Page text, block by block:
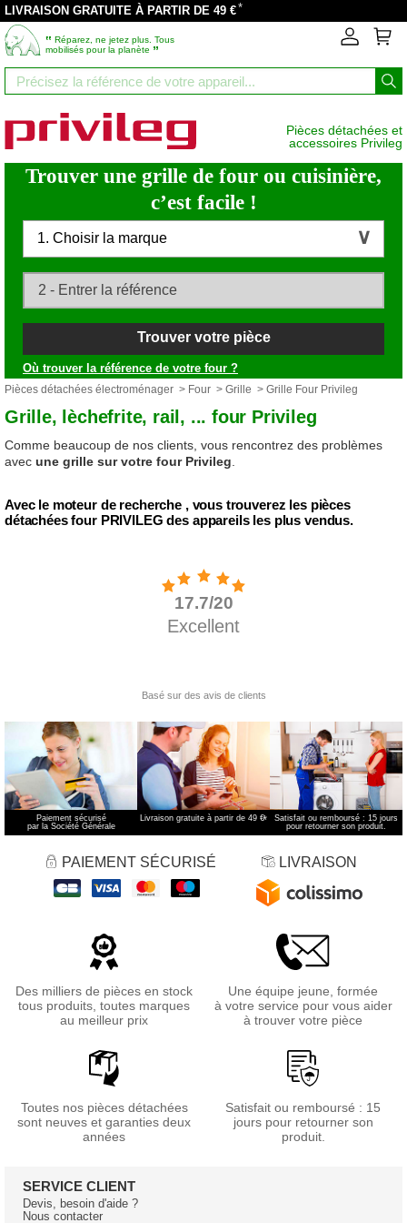
LIVRAISON GRATUITE À PARTIR DE 49 €*
‟ Réparez, ne jetez plus. Tous
mobilisés pour la planète ”
Pièces détachées et
accessoires Privileg
Trouver une grille de four ou cuisinière,
c’est facile !
1. Choisir la marque
Trouver votre pièce
Où trouver la référence de votre four ?
Pièces détachées électroménager > Four > Grille > Grille Four Privileg
Grille, lèchefrite, rail, ... four Privileg
Comme beaucoup de nos clients, vous rencontrez des problèmes
avec une grille sur votre four Privileg
Avec le moteur de recherche , vous trouverez les pièces
détachées four PRIVILEG des appareils les plus vendus.
Paiement sécurisé
par la Société Générale
Livraison gratuite à partir de 49 €*
Satisfait ou remboursé : 15 jours
pour retourner son produit.
PAIEMENT SÉCURISÉ LIVRAISON
Des milliers de pièces en stock
tous produits, toutes marques
au meilleur prix
Une équipe jeune, formée
à votre service pour vous aider
à trouver votre pièce
Toutes nos pièces détachées
sont neuves et garanties deux
années
Satisfait ou remboursé : 15
jours pour retourner son
produit.
SERVICE CLIENT
Devis, besoin d'aide ?
Nous contacter